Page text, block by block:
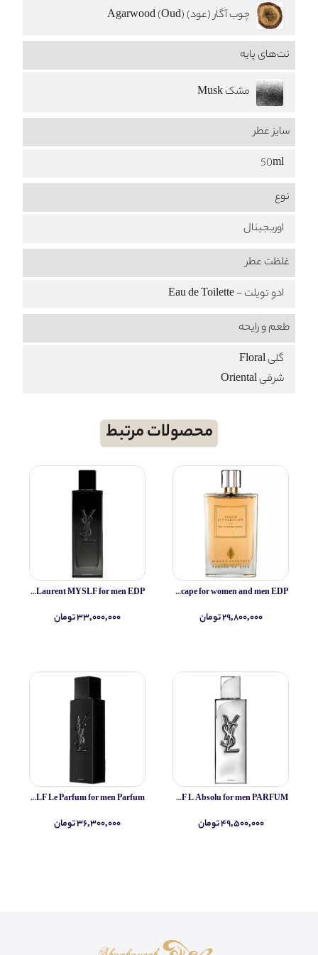
چوب آگار (عود) Agarwood (Oud)
نت‌های پایه
مشک Musk
سایز عطر
50ml
نوع
اوریجینال
غلظت عطر
ادو تویلت - Eau de Toilette
طعم‌ و رایحه
گلی Floral
شرقی Oriental
محصولات مرتبط
Simone Andreoli Tulum Junglescape for women and men EDP
۲۹,۸۰۰,۰۰۰ تومان
Yves Saint Laurent MYSLF L Absolu for men PARFUM
۴۹,۵۰۰,۰۰۰ تومان
Yves Saint Laurent MYSLF for men EDP
۳۳,۰۰۰,۰۰۰ تومان
Yves Saint Laurent MYSLF Le Parfum for men Parfum
۳۶,۳۰۰,۰۰۰ تومان